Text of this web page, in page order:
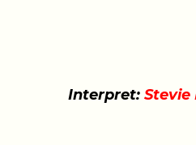
Interpret:Stevie